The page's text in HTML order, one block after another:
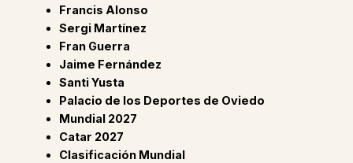
Francis Alonso
Sergi Martínez
Fran Guerra
Jaime Fernández
Santi Yusta
Palacio de los Deportes de Oviedo
Mundial 2027
Catar 2027
Clasificación Mundial